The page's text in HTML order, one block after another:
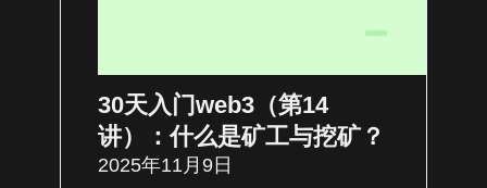
30天入门web3（第14
讲）：什么是矿工与挖矿？
2025年11月9日